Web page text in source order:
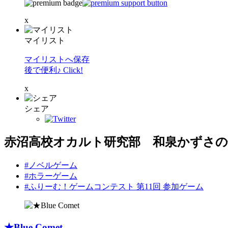
x
マイリスト
マイリストへ保存
後で便利♪ Click!
x
シェア
赤沼高校オカルト研究部 和泉かずさ
#ノベルゲーム
#ホラーゲーム
#ふりーむ！ゲームコンテスト 第11回 参加ゲーム